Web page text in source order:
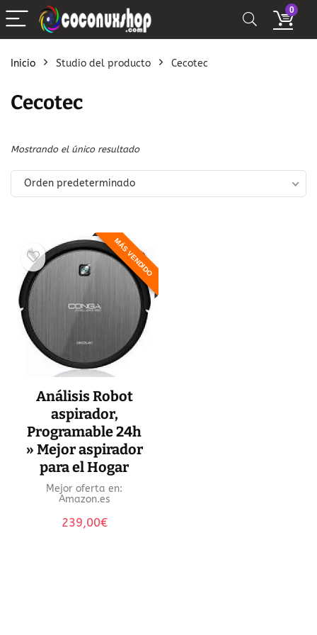
0
Inicio Studio del producto Cecotec
Cecotec
Mostrando el único resultado
Orden predeterminado
MÁS VENDIDO
Análisis Robot
aspirador,
Programable 24h
» Mejor aspirador
para el Hogar
Mejor oferta en:
Amazon.es
239,00€